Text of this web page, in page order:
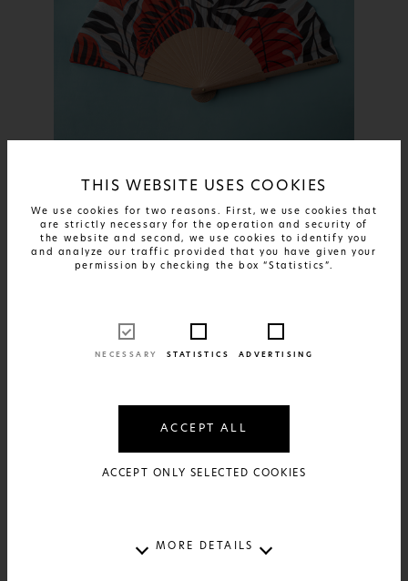
THIS WEBSITE USES COOKIES
We use cookies for two reasons. First, we use cookies that
are strictly necessary for the operation and security of
the website and second, we use cookies to identify you
and analyze our traffic provided that you have given your
permission by checking the box “Statistics”.
NECESSARY STATISTICS ADVERTISING
ACCEPT ALL
ACCEPT ONLY SELECTED COOKIES
MORE DETAILS
ΠΕΡΙΣΣΟΤΕΡΑ
24€
ΔΙΑΘΕΣΙΜΟ ΣΕ: 1 SIZE AND 1 MATERIAL